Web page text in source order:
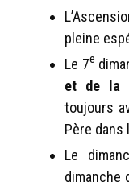
pleine
Le 7e
et de la
toujours
Père dans
Le
dimanche